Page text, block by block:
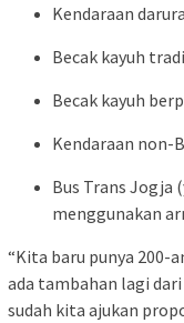
Kendaraan
Becak kayuh
Becak kayuh
Kendaraan non-
Bus Trans Jogja
menggunakan
“Kita baru punya 200-
ada tambahan lagi
sudah kita ajukan